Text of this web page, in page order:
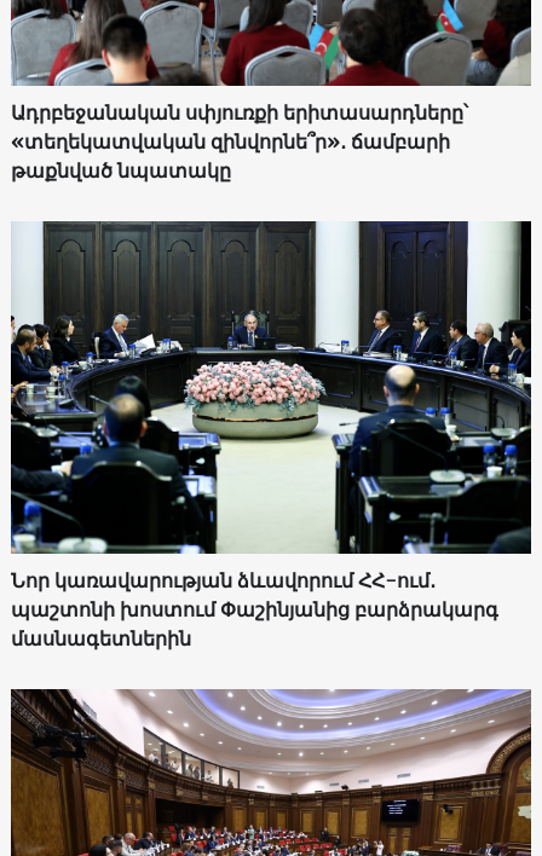
Ադրբեջանական սփյուռքի երիտասարդները՝
«տեղեկատվական զինվորնե՞ր»․ ճամբարի
թաքնված նպատակը
Նոր կառավարության ձևավորում ՀՀ-ում․
պաշտոնի խոստում Փաշինյանից բարձրակարգ
մասնագետներին